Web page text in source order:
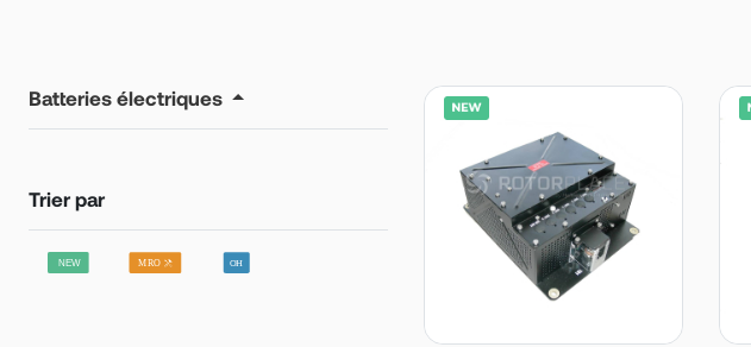
Batteries électriques
Trier par